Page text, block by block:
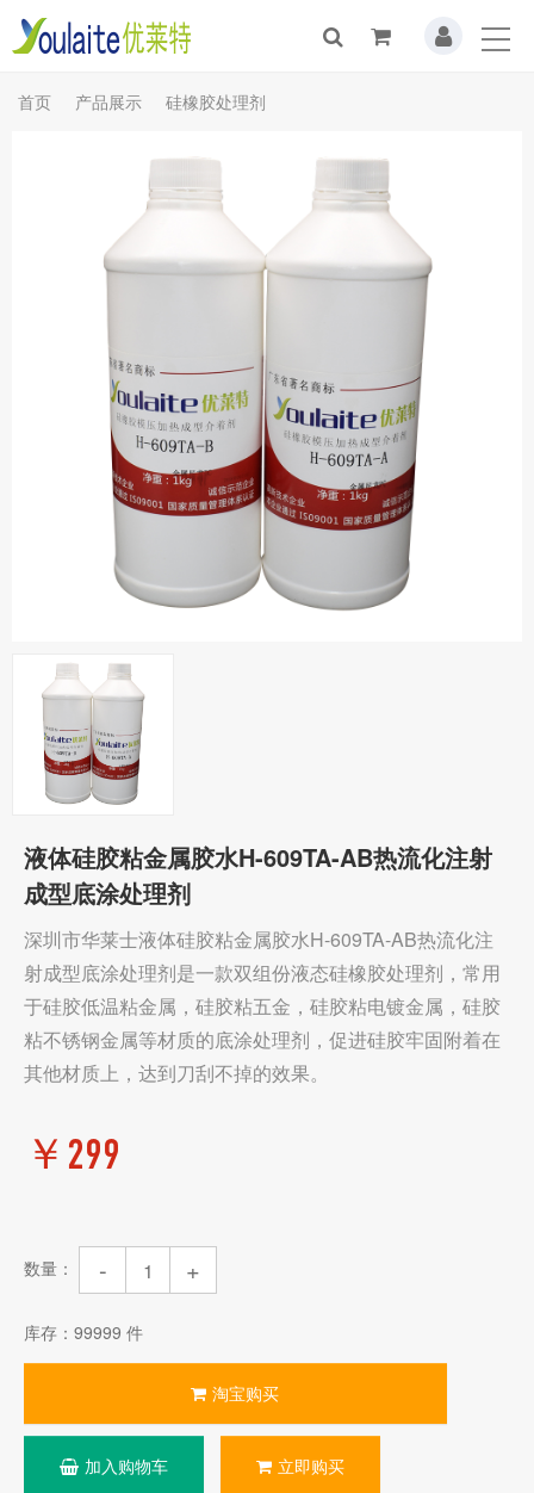
首页 产品展示 硅橡胶处理剂
液体硅胶粘金属胶水H-609TA-AB热流化注射
成型底涂处理剂
深圳市华莱士液体硅胶粘金属胶水H-609TA-AB热流化注
射成型底涂处理剂是一款双组份液态硅橡胶处理剂，常用
于硅胶低温粘金属，硅胶粘五金，硅胶粘电镀金属，硅胶
粘不锈钢金属等材质的底涂处理剂，促进硅胶牢固附着在
其他材质上，达到刀刮不掉的效果。
￥299
数量： - +
库存： 99999 件
淘宝购买
加入购物车 立即购买